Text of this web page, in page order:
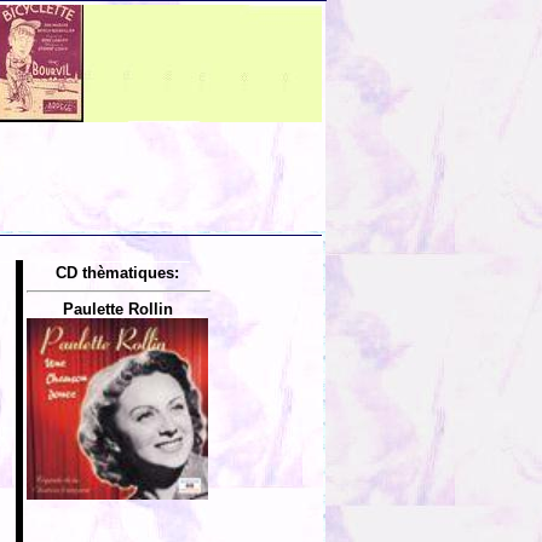
CD thèmatiques:
Paulette Rollin